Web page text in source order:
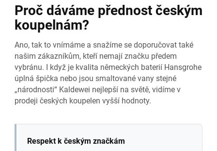
Proč dáváme přednost českým
koupelnám?
Ano, tak to vnímáme a snažíme se doporučovat také
našim zákazníkům, kteří nemají značku předem
vybránu. I když je kvalita německých baterií Hansgrohe
úplná špička nebo jsou smaltované vany stejné
„národnosti“ Kaldewei nejlepší na světě, vidíme v
prodeji českých koupelen vyšší hodnoty.
Respekt k českým značkám